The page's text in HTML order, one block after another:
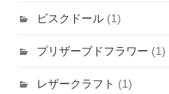
ビスクドール (1)
プリザーブドフラワー (1)
レザークラフト (1)